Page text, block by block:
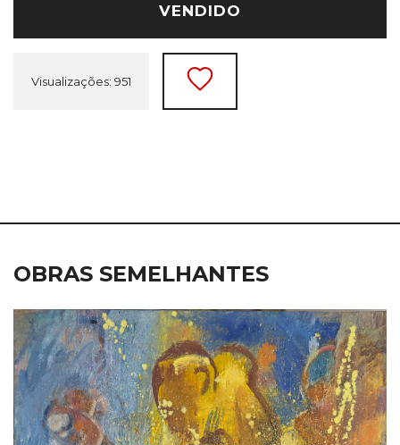
VENDIDO
Visualizações: 951
OBRAS SEMELHANTES